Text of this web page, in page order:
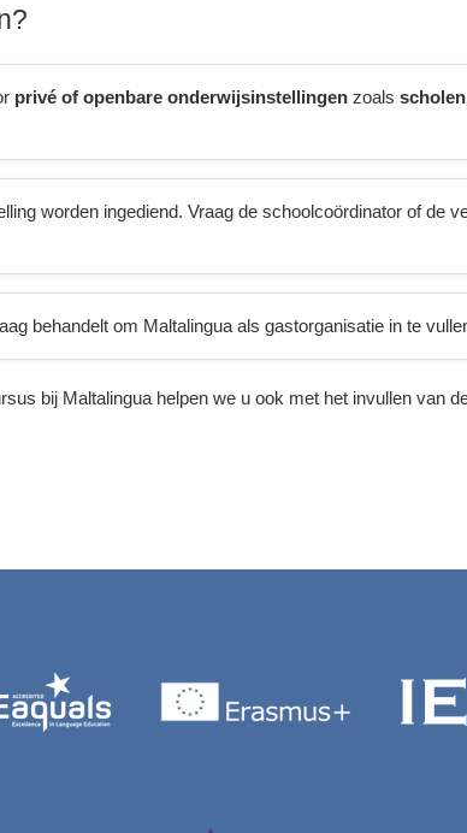
privé of openbare onderwijsinstellingen zoals
worden ingediend. Vraag de schoolcoördinator of de
behandelt om Maltalingua als gastorganisatie in te
bij Maltalingua helpen we u ook met het invullen van